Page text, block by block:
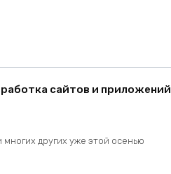
сайтов и приложений
других уже этой осенью